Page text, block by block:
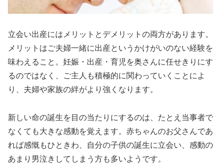
立会い出産にはメリットとデメリットの両方があります。
メリットはご夫婦一緒に出産というかけがいのない経験を
味わえること。妊娠・出産・育児を奥さんに任せきりにす
るのではなく、ご主人も積極的に関わっていくことによ
り、夫婦や家族の絆がより強くなります。
新しい命の誕生を目の当たりにするのは、たとえ当事者で
なくても大きな感動を覚えます。赤ちゃんのお父さんであ
れば感慨もひときわ、自分の子供の誕生に立会い、感動の
あまり男泣きしてしまう方も多いようです。